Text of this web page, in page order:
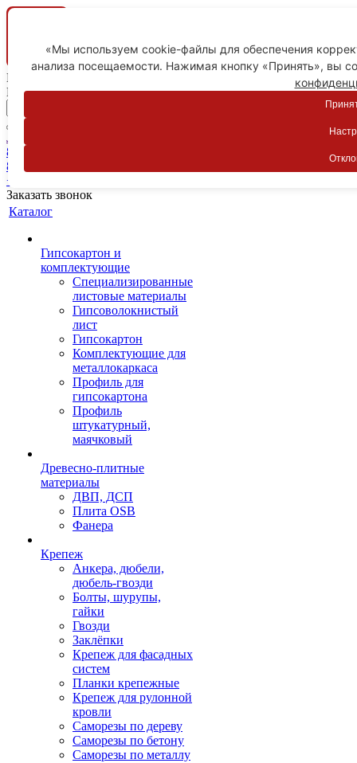
Ваш город
Пятигорск
Личный кабинет
8-800-775-59-89
8-800-775-59-89
+7 918 754-83-77
Заказать звонок
Каталог
Гипсокартон и
комплектующие
Специализированные
листовые материалы
Гипсоволокнистый
лист
Гипсокартон
Комплектующие для
металлокаркаса
Профиль для
гипсокартона
Профиль
штукатурный,
маячковый
Древесно-плитные
материалы
ДВП, ДСП
Плита OSB
Фанера
Крепеж
Анкера, дюбели,
дюбель-гвозди
Болты, шурупы,
гайки
Гвозди
Заклёпки
Крепеж для фасадных
систем
Планки крепежные
Крепеж для рулонной
кровли
Саморезы по дереву
Саморезы по бетону
Саморезы по металлу
«Мы используем cookie-файлы для обеспечения
анализа посещаемости. Нажимая кнопку «Принять», вы